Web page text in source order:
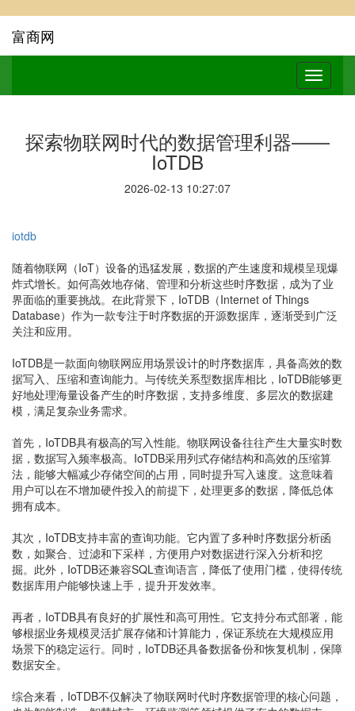
富商网
探索物联网时代的数据管理利器——
IoTDB
2026-02-13 10:27:07
iotdb
随着物联网（IoT）设备的迅猛发展，数据的产生速度和规模呈现爆
炸式增长。如何高效地存储、管理和分析这些时序数据，成为了业
界面临的重要挑战。在此背景下，IoTDB（Internet of Things
Database）作为一款专注于时序数据的开源数据库，逐渐受到广泛
关注和应用。
IoTDB是一款面向物联网应用场景设计的时序数据库，具备高效的数
据写入、压缩和查询能力。与传统关系型数据库相比，IoTDB能够更
好地处理海量设备产生的时序数据，支持多维度、多层次的数据建
模，满足复杂业务需求。
首先，IoTDB具有极高的写入性能。物联网设备往往产生大量实时数
据，数据写入频率极高。IoTDB采用列式存储结构和高效的压缩算
法，能够大幅减少存储空间的占用，同时提升写入速度。这意味着
用户可以在不增加硬件投入的前提下，处理更多的数据，降低总体
拥有成本。
其次，IoTDB支持丰富的查询功能。它内置了多种时序数据分析函
数，如聚合、过滤和下采样，方便用户对数据进行深入分析和挖
掘。此外，IoTDB还兼容SQL查询语言，降低了使用门槛，使得传统
数据库用户能够快速上手，提升开发效率。
再者，IoTDB具有良好的扩展性和高可用性。它支持分布式部署，能
够根据业务规模灵活扩展存储和计算能力，保证系统在大规模应用
场景下的稳定运行。同时，IoTDB还具备数据备份和恢复机制，保障
数据安全。
综合来看，IoTDB不仅解决了物联网时代时序数据管理的核心问题，